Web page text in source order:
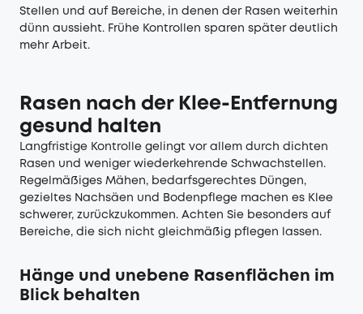
Stellen und auf Bereiche, in denen der Rasen weiterhin
dünn aussieht. Frühe Kontrollen sparen später deutlich
mehr Arbeit.
Rasen nach der Klee-Entfernung
gesund halten
Langfristige Kontrolle gelingt vor allem durch dichten
Rasen und weniger wiederkehrende Schwachstellen.
Regelmäßiges Mähen, bedarfsgerechtes Düngen,
gezieltes Nachsäen und Bodenpflege machen es Klee
schwerer, zurückzukommen. Achten Sie besonders auf
Bereiche, die sich nicht gleichmäßig pflegen lassen.
Hänge und unebene Rasenflächen im
Blick behalten